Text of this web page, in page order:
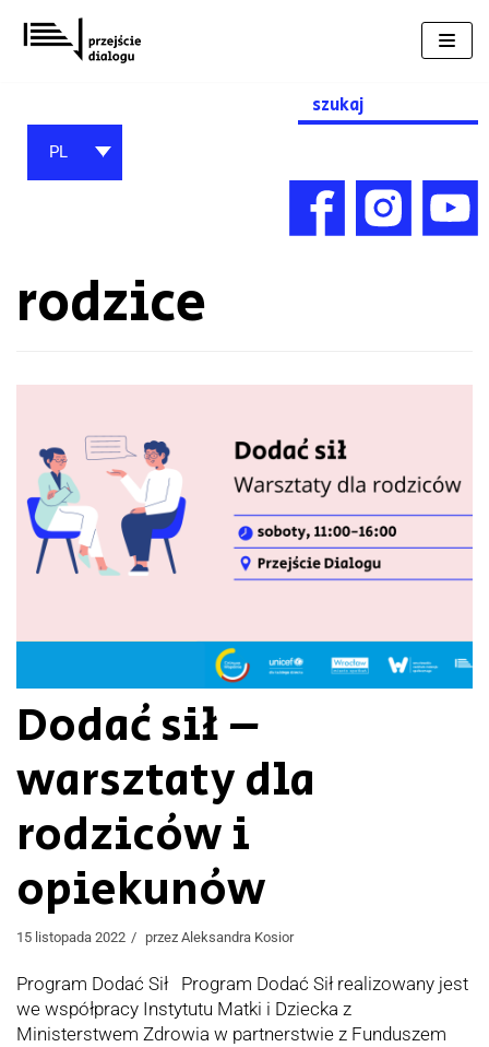
Przejdź
do
Search
for:
PL
rodzice
Dodać sił –
warsztaty dla
rodziców i
opiekunów
15 listopada 2022 przez Aleksandra Kosior
Program Dodać Sił Program Dodać Sił realizowany jest
we współpracy Instytutu Matki i Dziecka z
Ministerstwem Zdrowia w partnerstwie z Funduszem